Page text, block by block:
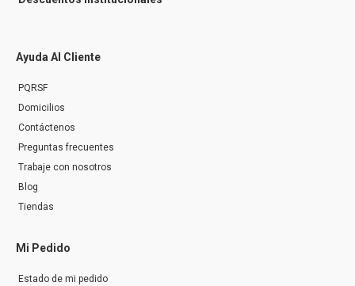
Ayuda Al Cliente
PQRSF
Domicilios
Contáctenos
Preguntas frecuentes
Trabaje con nosotros
Blog
Tiendas
Mi Pedido
Estado de mi pedido